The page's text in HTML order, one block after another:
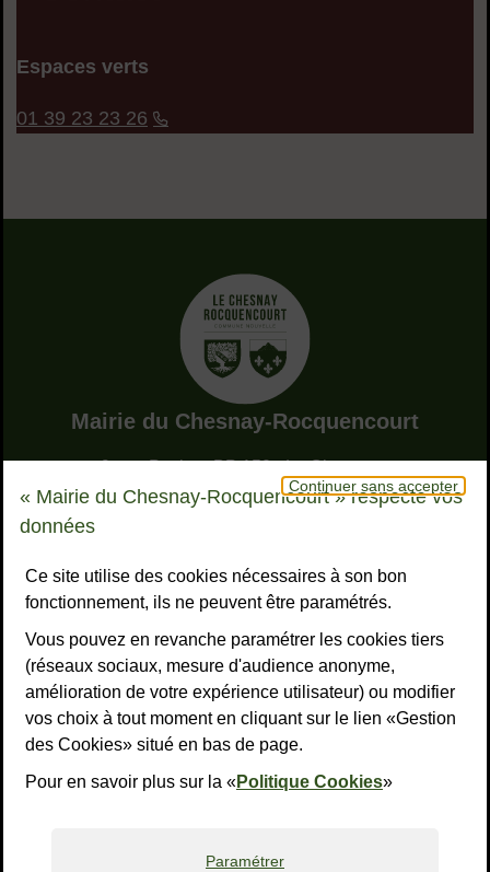
Continuer sans accepter
« Mairie du Chesnay-Rocquencourt » respecte vos
données
Ce site utilise des cookies nécessaires à son bon
fonctionnement, ils ne peuvent être paramétrés.
Vous pouvez en revanche paramétrer les cookies tiers
(réseaux sociaux, mesure d'audience anonyme,
amélioration de votre expérience utilisateur) ou modifier
vos choix à tout moment en cliquant sur le lien «Gestion
des Cookies» situé en bas de page.
Pour en savoir plus sur la «Politique Cookies»
Paramétrer
Espaces verts
01 39 23 23 26
Adresse dans le pied de page
Mairie du Chesnay-Rocquencourt
9, rue Pottier - BP 150 - Le Chesnay
78155 Le Chesnay-Rocquencourt cedex
NOUS CONTACTER
S’ABONNER À LA LETTRE D’INFO
Liens réseaux sociaux
Facebook
Instagram
YouTube
Liens bas de page
Mentions légalesAccessibilité : non conforme
Politiques de confidentialitéGestion des cookies